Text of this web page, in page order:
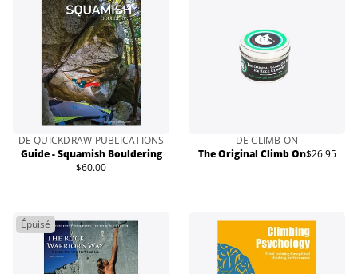
DE QUICKDRAW PUBLICATIONS
Guide - Squamish Bouldering
Prix
$60.00
DE CLIMB ON
The Original Climb OnPrix
$26.95
Épuisé